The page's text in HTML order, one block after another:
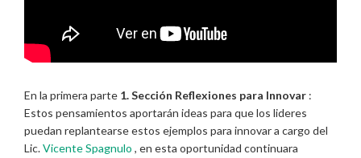
En la primera parte 1. Sección Reflexiones para Innovar :
Estos pensamientos aportarán ideas para que los lideres
puedan replantearse estos ejemplos para innovar a cargo del
Lic.Vicente Spagnulo , en esta oportunidad continuara